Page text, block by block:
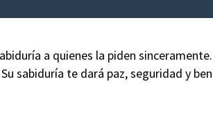
a quienes la piden
sabiduría te dará paz, seguridad y